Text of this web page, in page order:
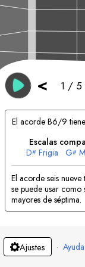
< 1 / 5
El acorde B6/9
Escalas
D# Frigia G#
El acorde seis
se puede usar como
mayores de séptima.
Ajustes ·